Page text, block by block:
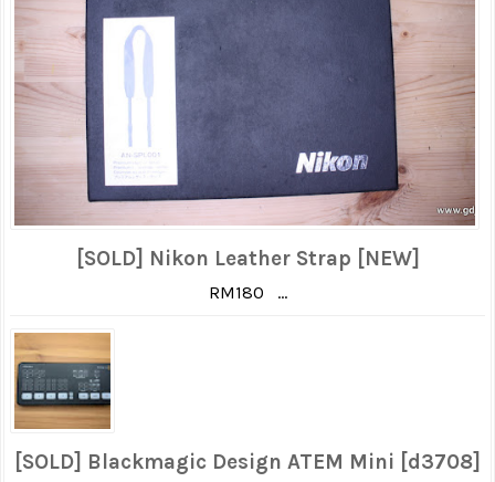
[SOLD] Nikon Leather Strap [NEW]
RM180 ...
[SOLD] Blackmagic Design ATEM Mini [d3708]